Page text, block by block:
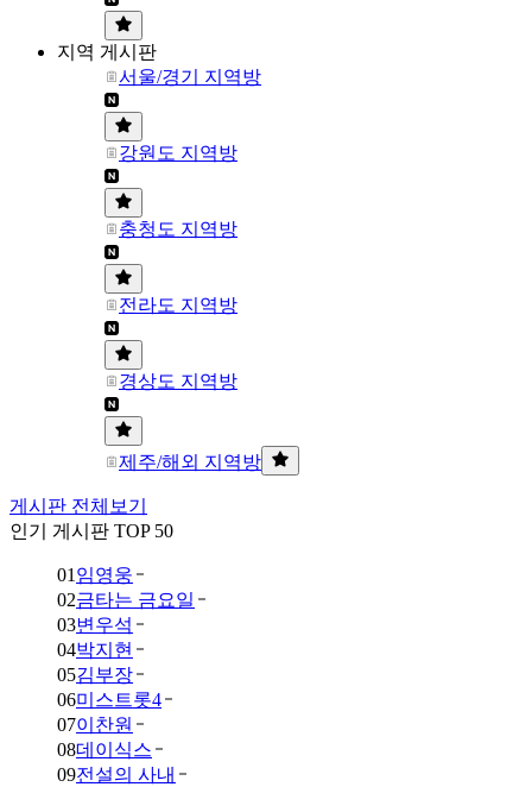
지역 게시판
서울/경기 지역방
강원도 지역방
충청도 지역방
전라도 지역방
경상도 지역방
제주/해외 지역방
게시판 전체보기
인기 게시판 TOP 50
01 임영웅
02금타는 금요일
03변우석
04박지현
05김부장
06미스트롯4
07이찬원
08데이식스
09전설의 사내